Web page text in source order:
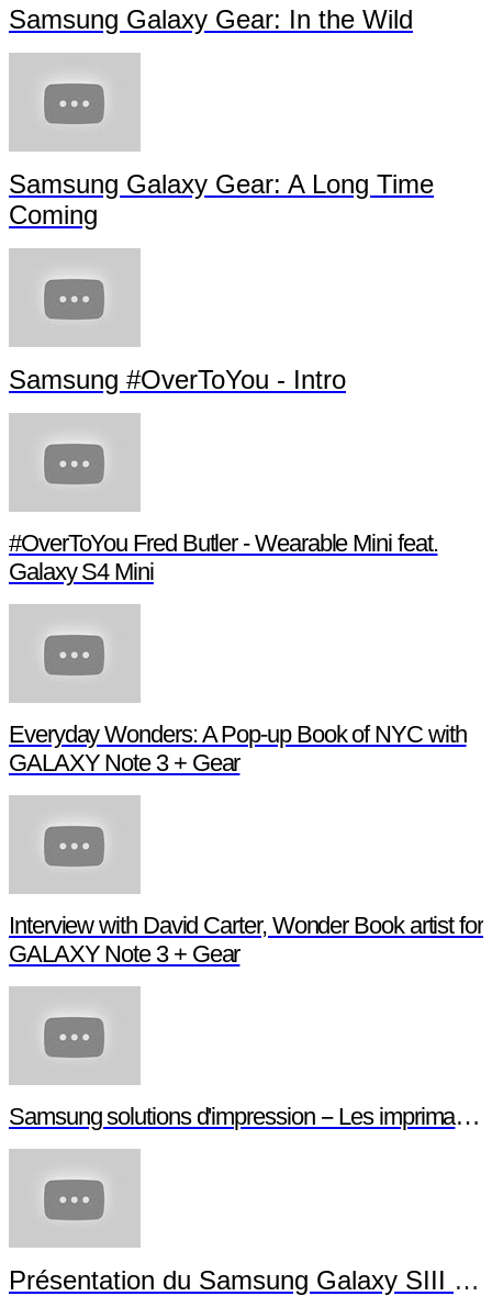
Samsung Galaxy Gear: In the Wild
Samsung Galaxy Gear: A Long Time
Coming
Samsung #OverToYou - Intro
#OverToYou Fred Butler - Wearable Mini feat.
Galaxy S4 Mini
Everyday Wonders: A Pop-up Book of NYC with
GALAXY Note 3 + Gear
Interview with David Carter, Wonder Book artist for
GALAXY Note 3 + Gear
Samsung solutions d'impression -- Les imprimantes NFC
Présentation du Samsung Galaxy SIII Mini